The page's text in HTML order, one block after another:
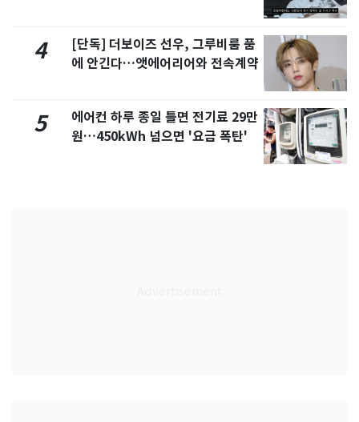
4
[단독] 더보이즈 선우, 그루비룸 품
에 안긴다…앳에어리어와 전속계약
5
에어컨 하루 종일 틀면 전기료 29만
원…450kWh 넘으면 '요금 폭탄'